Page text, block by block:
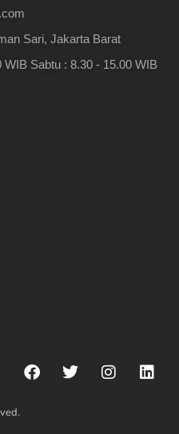
Sari, Jakarta Barat
Sabtu : 8.30 - 15.00 WIB